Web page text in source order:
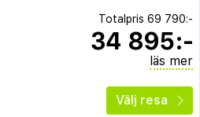
Totalpris 69 790:-
34 895:-
läs mer
Välj resa